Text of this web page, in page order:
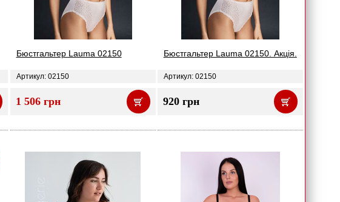
Бюстгальтер Lauma 02150
Артикул: 02150
1 506 грн
Бюстгальтер Lauma 02150. Акція.
Артикул: 02150
920 грн